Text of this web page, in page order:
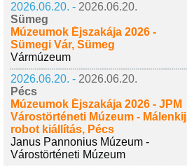
2026.06.20. - 2026.06.20.
Sümeg
Múzeumok Éjszakája 2026 -
Sümegi Vár, Sümeg
Vármúzeum
2026.06.20. - 2026.06.20.
Pécs
Múzeumok Éjszakája 2026 - JPM
Várostörténeti Múzeum - Málenkij
robot kiállítás, Pécs
Janus Pannonius Múzeum -
Várostörténeti Múzeum